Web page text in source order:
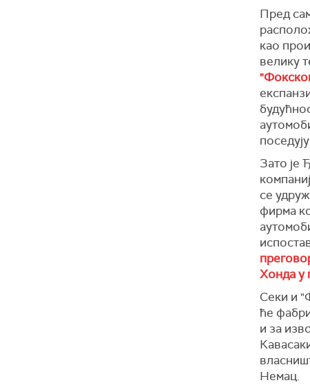
Пред
као
велику
Зато је
се
фирма
Хонда у
Секи и
ће
и за
Немац.